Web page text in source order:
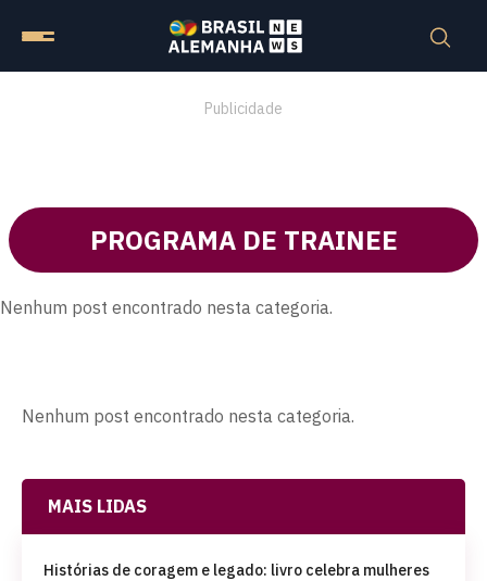
Publicidade
PROGRAMA DE TRAINEE
Nenhum post encontrado nesta categoria.
Nenhum post encontrado nesta categoria.
MAIS LIDAS
Histórias de coragem e legado: livro celebra mulheres